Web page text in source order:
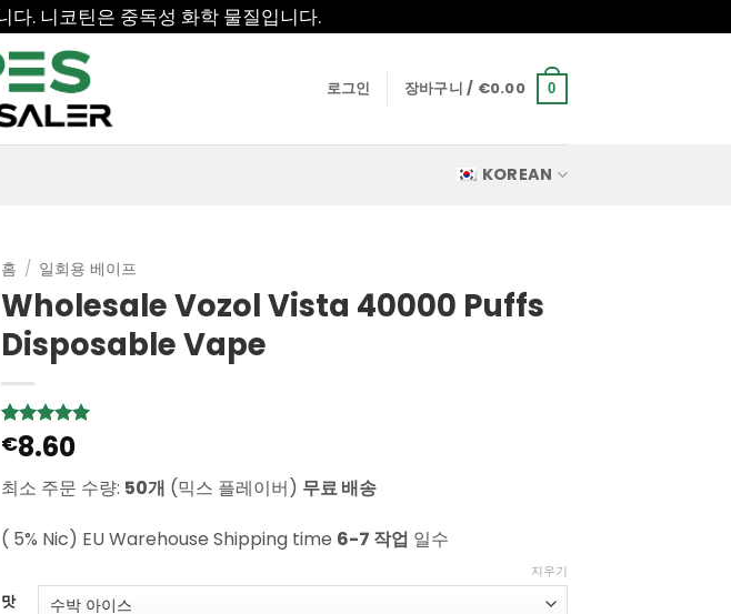
다. 니코틴은 중독성 화학 물질입니다.
로그인 장바구니 / €0.00 0
KOREAN
홈 / 일회용 베이프
Wholesale Vozol Vista 40000 Puffs
Disposable Vape
5개의 고객
평가를 기
만점에
1
점
됨
€8.60
최소 주문 수량: 50개 (믹스 플레이버) 무료 배송
( 5% Nic) EU Warehouse Shipping time 6-7 작업 일수
맛
지우기